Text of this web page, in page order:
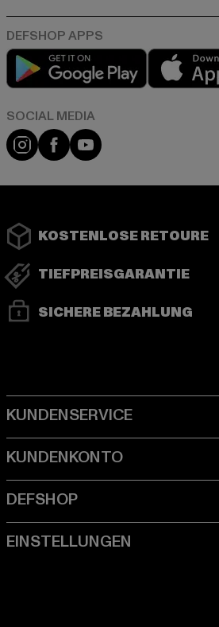
Play market
Instagram
FacebookYouTube
KOSTENLOSE RETOURE
TIEFPREISGARANTIE
SICHERE BEZAHLUNG